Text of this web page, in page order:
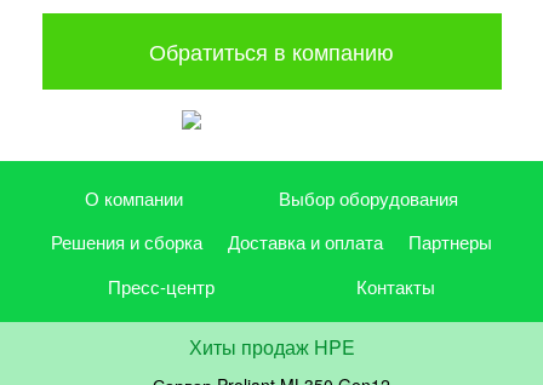
Обратиться в компанию
О компании
Выбор оборудования
Решения и сборка
Доставка и оплата
Партнеры
Пресс-центр
Контакты
Хиты продаж HPE